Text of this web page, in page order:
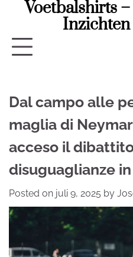
Voetbalshirts
Inzichten
Dal campo alle
maglia di
acceso il
disuguaglianze
Posted on juli 9, 2025 by